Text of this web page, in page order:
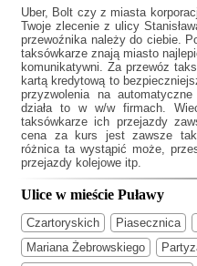
Uber, Bolt czy z miasta
Twoje zlecenie z ulicy
przewoźnika należy do ciebie.
taksówkarze znają miasto
komunikatywni. Za przewóz
kartą kredytową to
przyzwolenia na
działa to w w/w firmach.
taksówkarze ich przejazdy
cena za kurs jest zawsze
różnica ta wystąpić może,
przejazdy kolejowe itp.
Ulice w mieście Puławy
Czartoryskich Piasecznica
Mariana Żebrowskiego